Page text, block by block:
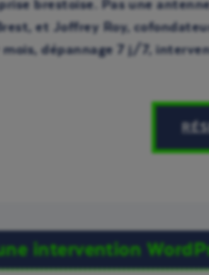
brestoise. Pas une
et Joffrey Roy,
dépannage 7 j/7,
intervention